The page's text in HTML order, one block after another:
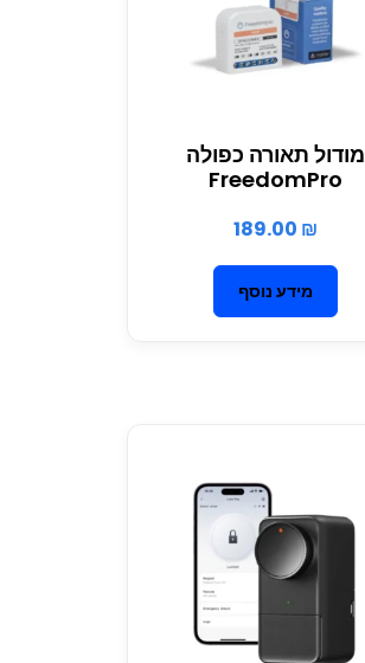
מודול תאורה כפולה
FreedomPro
189.00 ₪
מידע נוסף